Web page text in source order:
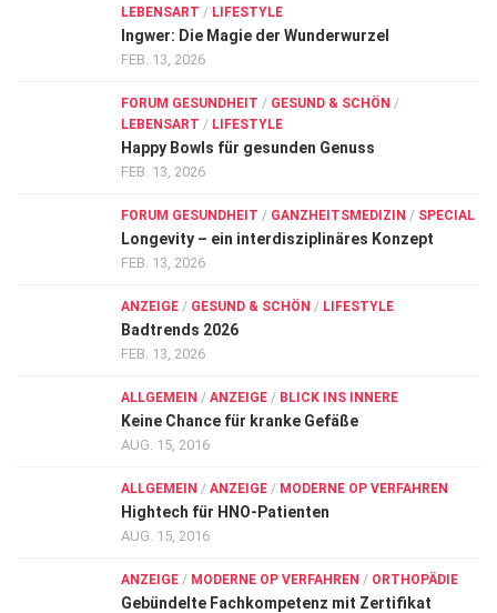
LEBENSART / LIFESTYLE
Ingwer: Die Magie der Wunderwurzel
FEB. 13, 2026
FORUM GESUNDHEIT / GESUND & SCHÖN /
LEBENSART / LIFESTYLE
Happy Bowls für gesunden Genuss
FEB. 13, 2026
FORUM GESUNDHEIT / GANZHEITSMEDIZIN / SPECIAL
Longevity – ein interdisziplinäres Konzept
FEB. 13, 2026
ANZEIGE / GESUND & SCHÖN / LIFESTYLE
Badtrends 2026
FEB. 13, 2026
ALLGEMEIN / ANZEIGE / BLICK INS INNERE
Keine Chance für kranke Gefäße
AUG. 15, 2016
ALLGEMEIN / ANZEIGE / MODERNE OP VERFAHREN
Hightech für HNO-Patienten
AUG. 15, 2016
ANZEIGE / MODERNE OP VERFAHREN / ORTHOPÄDIE
Gebündelte Fachkompetenz mit Zertifikat